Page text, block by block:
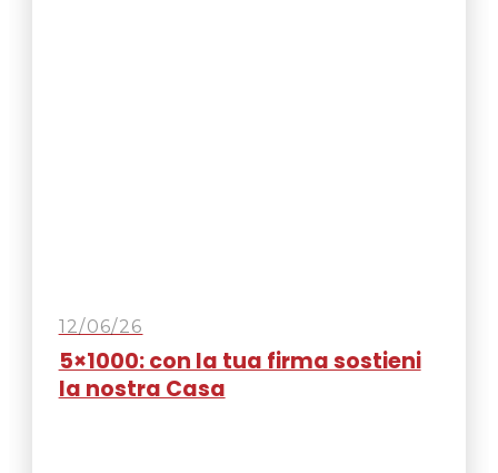
12/06/26
5×1000: con la tua firma sostieni
la nostra Casa